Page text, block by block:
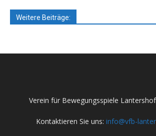
Weitere Beiträge:
Verein für Bewegungsspiele
Kontaktieren Sie uns: info@vfb-